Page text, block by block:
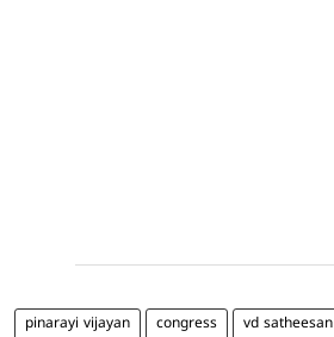
pinarayi vijayan congress vd satheesan